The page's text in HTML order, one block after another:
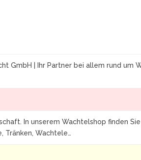
GmbH | Ihr Partner bei allem rund um
In unserem Wachtelshop finden
Tränken, Wachtele…